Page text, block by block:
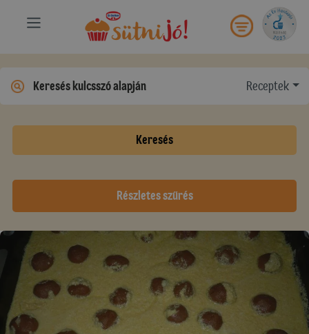
Receptek
Keresés
Részletes szűrés